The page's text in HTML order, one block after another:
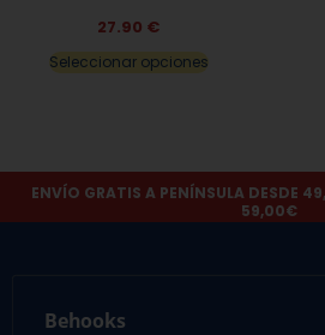
27.90 €
Seleccionar opciones
ENVÍO GRATIS A PENÍNSULA DESDE
59,00€
Behooks